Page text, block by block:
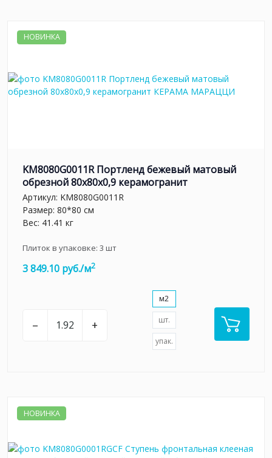
НОВИНКА
KM8080G0011R Портленд бежевый матовый
обрезной 80x80x0,9 керамогранит
Артикул: KM8080G0011R
Размер: 80*80 см
Вес: 41.41 кг
Плиток в упаковке: 3 шт
3 849.10 руб./м2
– +
м2
шт.
упак.
НОВИНКА